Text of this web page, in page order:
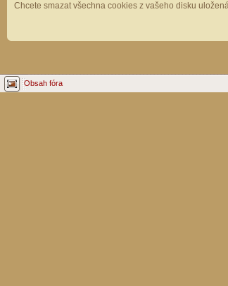
Chcete smazat všechna cookies z vašeho disku
Obsah fóra